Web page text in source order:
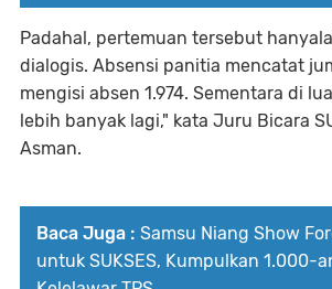
Padahal, pertemuan tersebut
dialogis. Absensi panitia mencatat
mengisi absen 1.974. Sementara di
lebih banyak lagi," kata Juru Bicara
Asman.
Baca Juga : Samsu Niang Show
untuk SUKSES, Kumpulkan 1.000-